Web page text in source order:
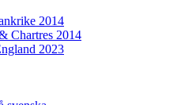
2014
Chartres 2014
2023